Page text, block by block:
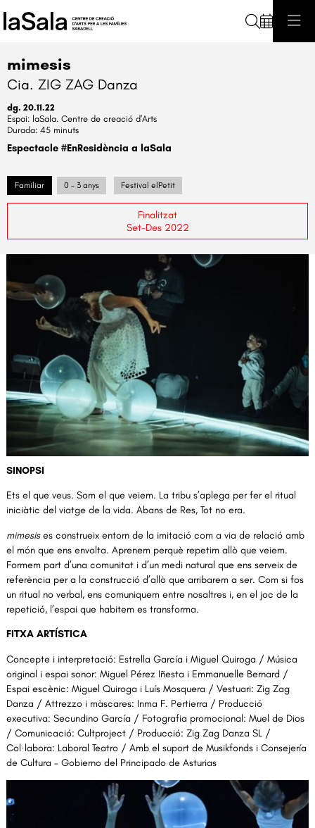
mimesis
Cia. ZIG ZAG Danza
dg. 20.11.22
laSala. Centre de creació d'Arts
Durada: 45 minuts
Espectacle #EnResidència a laSala
Familiar 0 - 3 anys Festival elPetit
Finalitzat
Set-Des 2022
Diapositiva 1 de 1
SINOPSI
Ets el que veus. Som el que veiem. La tribu s’aplega per fer el ritual
iniciàtic del viatge de la vida. Abans de Res, Tot no era.
mimesises construeix entorn de la imitació com a via de relació amb
el món que ens envolta. Aprenem perquè repetim allò que veiem.
Formem part d’una comunitat i d’un medi natural que ens serveix de
referència per a la construcció d’allò que arribarem a ser. Com si fos
un ritual no verbal, ens comuniquem entre nosaltres i, en el joc de la
repetició, l’espai que habitem es transforma.
FITXA ARTÍSTICA
Concepte i interpretació: Estrella García i Miguel Quiroga / Música
original i espai sonor: Miguel Pérez Iñesta i Emmanuelle Bernard /
Espai escènic: Miguel Quiroga i Luís Mosquera / Vestuari: Zig Zag
Danza / Attrezzo i màscares: Inma F. Pertierra / Producció
executiva: Secundino García / Fotografia promocional: Muel de Dios
/ Comunicació: Cultproject / Producció: Zig Zag Danza SL /
Col·labora: Laboral Teatro / Amb el suport de Musikfonds i Consejería
de Cultura – Gobierno del Principado de Asturias